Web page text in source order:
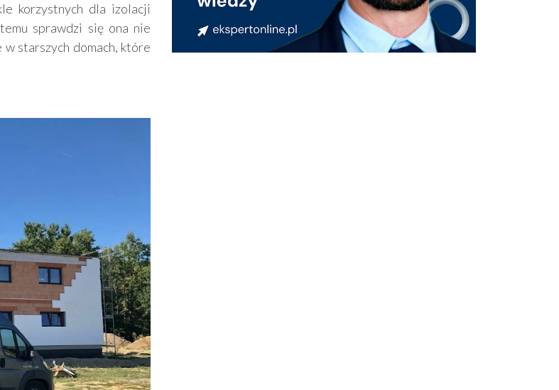
korzystnych dla izolacji
sprawdzi się ona nie
starszych domach, które